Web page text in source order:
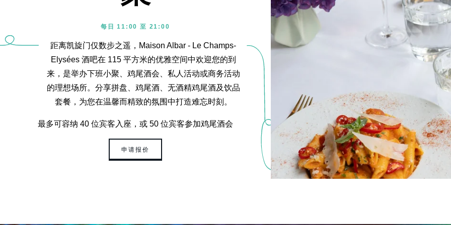
每日 11:00 至 21:00
距离凯旋门仅数步之遥，Maison Albar - Le Champs-
Elysées 酒吧在 115 平方米的优雅空间中欢迎您的到
来，是举办下班小聚、鸡尾酒会、私人活动或商务活动
的理想场所。分享拼盘、鸡尾酒、无酒精鸡尾酒及饮品
套餐，为您在温馨而精致的氛围中打造难忘时刻。
最多可容纳 40 位宾客入座，或 50 位宾客参加鸡尾酒会
申请报价